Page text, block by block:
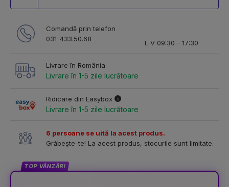
Comandă prin telefon
031-433.50.68
L-V 09:30 - 17:30
Livrare în România
Livrare în 1-5 zile lucrătoare
Ridicare din Easybox
Livrare în 1-5 zile lucrătoare
6 persoane se uită la acest produs.
Grăbește-te! La acest produs, stocurile sunt limitate.
TOP VÂNZĂRI